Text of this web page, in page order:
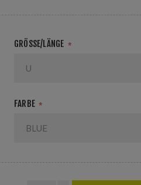
GRÖSSE/LÄNGE *
FARBE *